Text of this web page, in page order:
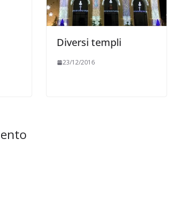
Diversi templi
23/12/2016
Cospirazioni